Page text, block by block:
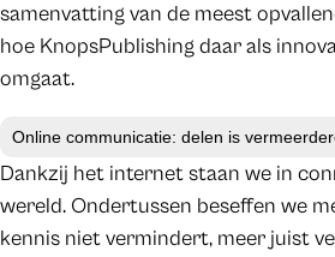
samenvatting van de meest
hoe KnopsPublishing daar als
omgaat.
Online communicatie: delen is
Dankzij het internet staan we in
wereld. Ondertussen beseffen we
kennis niet vermindert, meer juist